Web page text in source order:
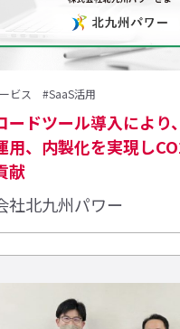
ビス #SaaS活用
ードツール導入により
用、内製化を実現し
献
社北九州パワー